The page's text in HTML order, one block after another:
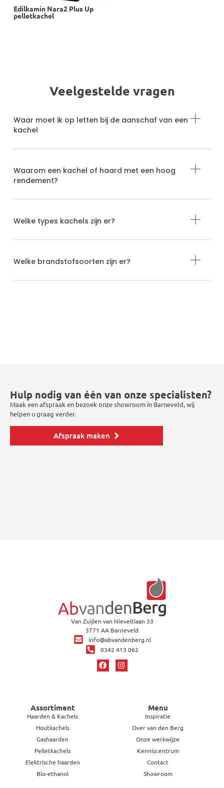
Edilkamin Nara2 Plus Up
pelletkachel
Veelgestelde vragen
Waar moet ik op letten bij de aanschaf van een
kachel
Waarom een kachel of haard met een hoog
rendement?
Welke types kachels zijn er?
Welke brandstofsoorten zijn er?
Hulp nodig van één van onze specialisten?
Maak een afspraak en bezoek onze showroom in Barneveld, wij
helpen u graag verder.
Afspraak maken
Van Zuijlen van Nieveltlaan 33
3771 AA Barneveld
info@abvandenberg.nl
0342 413 062
Assortiment
Haarden & Kachels
Houtkachels
Gashaarden
Pelletkachels
Elektrische haarden
Bio-ethanol
Menu
Inspiratie
Over van den Berg
Onze werkwijze
Kenniscentrum
Contact
Showroom